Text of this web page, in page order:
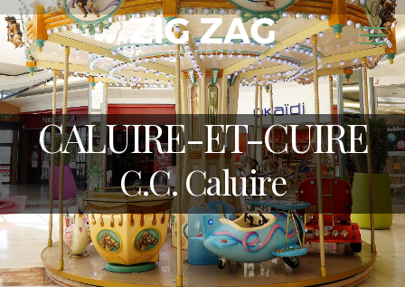
CALUIRE-ET-CUIRE
C.C. Caluire